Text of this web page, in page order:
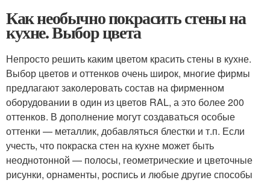
Как необычно покрасить стены на
кухне. Выбор цвета
Непросто решить каким цветом красить стены в кухне.
Выбор цветов и оттенков очень широк, многие фирмы
предлагают заколеровать состав на фирменном
оборудовании в один из цветов RAL, а это более 200
оттенков. В дополнение могут создаваться особые
оттенки — металлик, добавляться блестки и т.п. Если
учесть, что покраска стен на кухне может быть
неоднотонной — полосы, геометрические и цветочные
рисунки, орнаменты, роспись и любые другие способы